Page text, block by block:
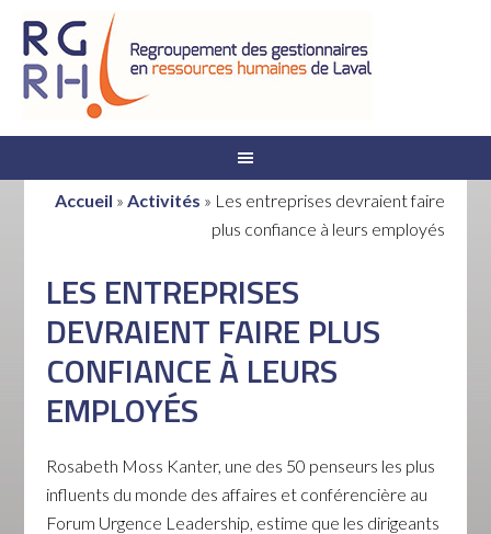
Accueil » Activités » Les entreprises devraient faire
plus confiance à leurs employés
LES ENTREPRISES
DEVRAIENT FAIRE PLUS
CONFIANCE À LEURS
EMPLOYÉS
Rosabeth Moss Kanter, une des 50 penseurs les plus
influents du monde des affaires et conférencière au
Forum Urgence Leadership, estime que les dirigeants